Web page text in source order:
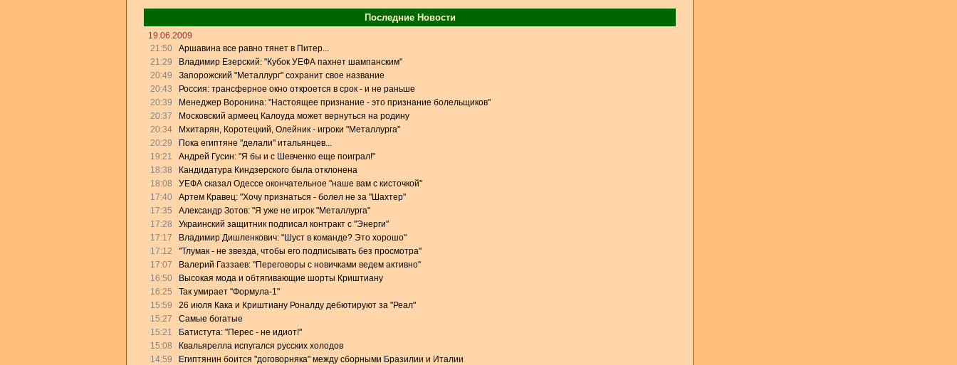
Последние Новости
19.06.2009
21:50
Аршавина все равно тянет в Питер...
21:29
Владимир Езерский: "Кубок УЕФА пахнет шампанским"
20:49
Запорожский "Металлург" сохранит свое название
20:43
Россия: трансферное окно откроется в срок - и не раньше
20:39
Менеджер Воронина: "Настоящее признание - это признание болельщиков"
20:37
Московский армеец Калоуда может вернуться на родину
20:34
Мхитарян, Коротецкий, Олейник - игроки "Металлурга"
20:29
Пока египтяне "делали" итальянцев...
19:21
Андрей Гусин: "Я бы и с Шевченко еще поиграл!"
18:38
Кандидатура Киндзерского была отклонена
18:08
УЕФА сказал Одессе окончательное "наше вам с кисточкой"
17:40
Артем Кравец: "Хочу признаться - болел не за "Шахтер"
17:35
Александр Зотов: "Я уже не игрок "Металлурга"
17:28
Украинский защитник подписал контракт с "Энерги"
17:17
Владимир Дишленкович: "Шуст в команде? Это хорошо"
17:12
"Тлумак - не звезда, чтобы его подписывать без просмотра"
17:07
Валерий Газзаев: "Переговоры с новичками ведем активно"
16:50
Высокая мода и обтягивающие шорты Криштиану
16:25
Так умирает "Формула-1"
15:59
26 июля Кака и Криштиану Роналду дебютируют за "Реал"
15:27
Самые богатые
15:21
Батистута: "Перес - не идиот!"
15:08
Квальярелла испугался русских холодов
14:59
Египтянин боится "договорняка" между сборными Бразилии и Италии